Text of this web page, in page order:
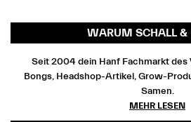
WARUM SCHALL &
Seit 2004 dein Hanf Fachmarkt des
Bongs, Headshop-Artikel, Grow-
Samen.
MEHR LESEN